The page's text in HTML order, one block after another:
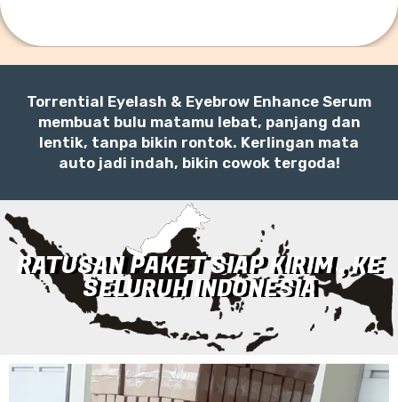
Torrential Eyelash & Eyebrow Enhance Serum
membuat bulu matamu lebat, panjang dan
lentik, tanpa bikin rontok. Kerlingan mata
auto jadi indah, bikin cowok tergoda!
RATUSAN PAKET SIAP KIRIM , KE
SELURUH INDONESIA